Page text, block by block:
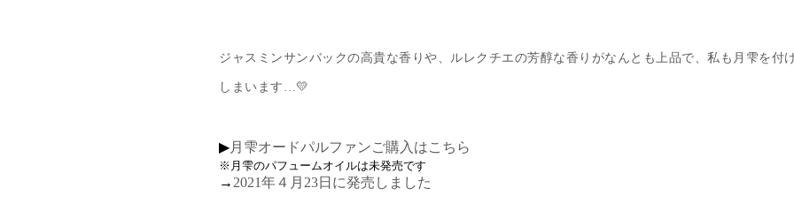
ジャスミンサンバックの高貴な香りや、ルレクチエの芳醇な香りがなんとも上品で、私も月雫を付
しまいます…💛
▶月雫オードパルファンご購入はこちら
※月雫のパフュームオイルは未発売です
→ 2021年４月23日に発売しました